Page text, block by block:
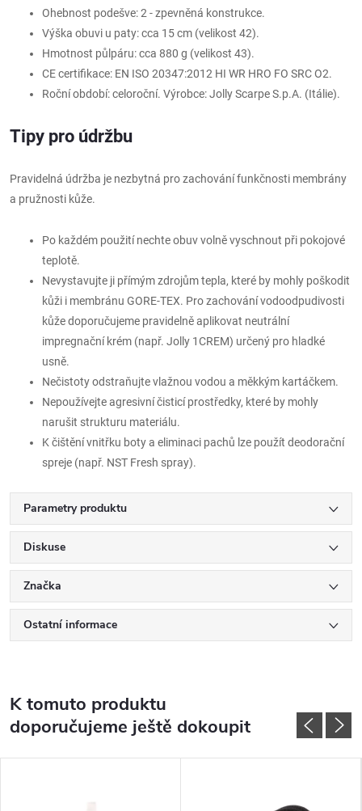
Ohebnost podešve: 2 - zpevněná konstrukce.
Výška obuvi u paty: cca 15 cm (velikost 42).
Hmotnost půlpáru: cca 880 g (velikost 43).
CE certifikace: EN ISO 20347:2012 HI WR HRO FO SRC O2.
Roční období: celoroční. Výrobce: Jolly Scarpe S.p.A. (Itálie).
Tipy pro údržbu
Pravidelná údržba je nezbytná pro zachování funkčnosti membrány
a pružnosti kůže.
Po každém použití nechte obuv volně vyschnout při pokojové
teplotě.
Nevystavujte ji přímým zdrojům tepla, které by mohly poškodit
kůži i membránu GORE-TEX. Pro zachování vodoodpudivosti
kůže doporučujeme pravidelně aplikovat neutrální
impregnační krém (např. Jolly 1CREM) určený pro hladké
usně.
Nečistoty odstraňujte vlažnou vodou a měkkým kartáčkem.
Nepoužívejte agresivní čisticí prostředky, které by mohly
narušit strukturu materiálu.
K čištění vnitřku boty a eliminaci pachů lze použít deodorační
spreje (např. NST Fresh spray).
Parametry produktu
Diskuse
Značka
Ostatní informace
K tomuto produktu
doporučujeme ještě dokoupit